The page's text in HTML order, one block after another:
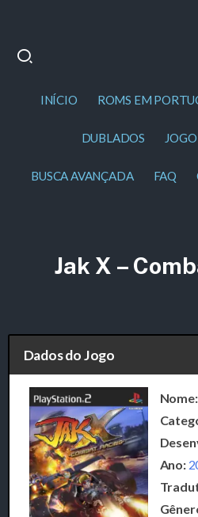
INÍCIO ROMS EM
DUBLADOS
BUSCA AVANÇADA FAQ
Jak X –
Dados do Jogo
Nome:
Ano: